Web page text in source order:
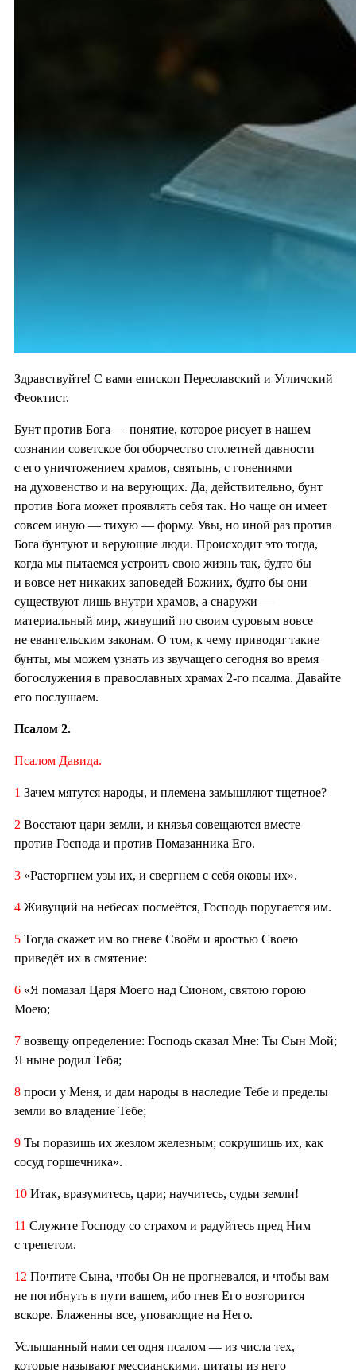
Здравствуйте! С вами епископ Переславский и Угличский
Феоктист.
Бунт против Бога — понятие, которое рисует в нашем
сознании советское богоборчество столетней давности
с его уничтожением храмов, святынь, с гонениями
на духовенство и на верующих. Да, действительно, бунт
против Бога может проявлять себя так. Но чаще он имеет
совсем иную — тихую — форму. Увы, но иной раз против
Бога бунтуют и верующие люди. Происходит это тогда,
когда мы пытаемся устроить свою жизнь так, будто бы
и вовсе нет никаких заповедей Божиих, будто бы они
существуют лишь внутри храмов, а снаружи —
материальный мир, живущий по своим суровым вовсе
не евангельским законам. О том, к чему приводят такие
бунты, мы можем узнать из звучащего сегодня во время
богослужения в православных храмах 2-го псалма. Давайте
его послушаем.
Псалом 2.
Псалом Давида.
1 Зачем мятутся народы, и племена замышляют тщетное?
2 Восстают цари земли, и князья совещаются вместе
против Господа и против Помазанника Его.
3 «Расторгнем узы их, и свергнем с себя оковы их».
4 Живущий на небесах посмеётся, Господь поругается им.
5 Тогда скажет им во гневе Своём и яростью Своею
приведёт их в смятение:
6 «Я помазал Царя Моего над Сионом, святою горою
Моею;
7 возвещу определение: Господь сказал Мне: Ты Сын Мой;
Я ныне родил Тебя;
8 проси у Меня, и дам народы в наследие Тебе и пределы
земли во владение Тебе;
9 Ты поразишь их жезлом железным; сокрушишь их, как
сосуд горшечника».
10 Итак, вразумитесь, цари; научитесь, судьи земли!
11 Служите Господу со страхом и радуйтесь пред Ним
с трепетом.
12 Почтите Сына, чтобы Он не прогневался, и чтобы вам
не погибнуть в пути вашем, ибо гнев Его возгорится
вскоре. Блаженны все, уповающие на Него.
Услышанный нами сегодня псалом — из числа тех,
которые называют мессианскими, цитаты из него